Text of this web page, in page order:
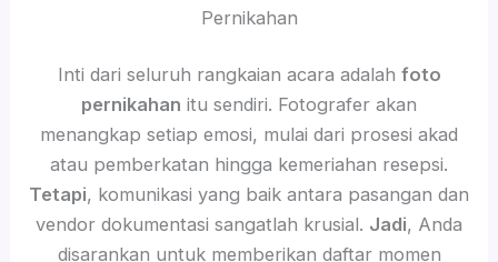
Pernikahan
Inti dari seluruh rangkaian acara adalah foto
pernikahan itu sendiri. Fotografer akan
menangkap setiap emosi, mulai dari prosesi akad
atau pemberkatan hingga kemeriahan resepsi.
Tetapi, komunikasi yang baik antara pasangan dan
vendor dokumentasi sangatlah krusial. Jadi, Anda
disarankan untuk memberikan daftar momen